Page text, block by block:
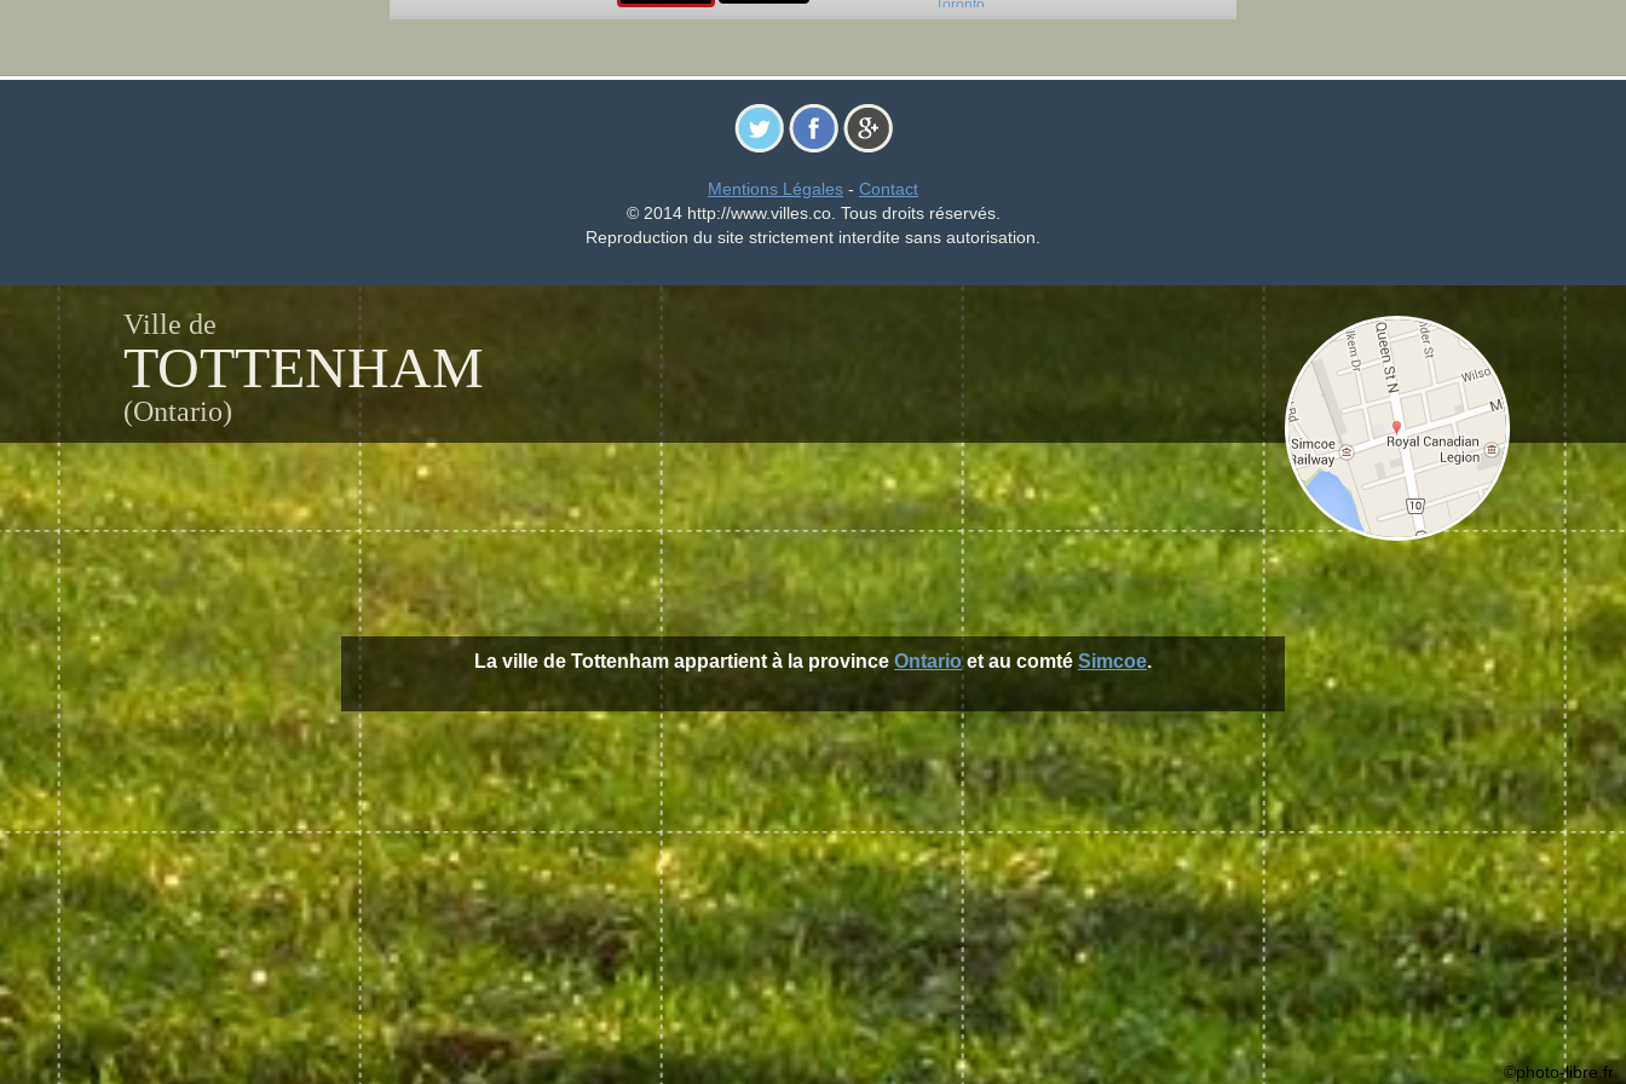
Mentions Légales - Contact
© 2014 http://www.villes.co. Tous droits réservés.
Reproduction du site strictement interdite sans autorisation.
Ville de
TOTTENHAM
(Ontario)
La ville de Tottenham appartient à la province Ontarioet au comté Simcoe.
©photo-libre.fr